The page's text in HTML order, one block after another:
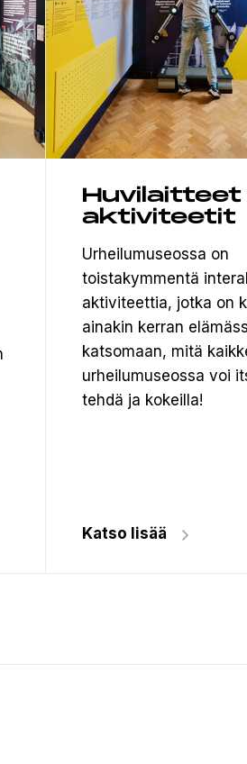
aktiviteetit
Urheilumuseossa on
toistakymmentä
aktiviteettia, jotka on
ainakin kerran
katsomaan, mitä
urheilumuseossa voi
tehdä ja kokeilla!
Katso lisää